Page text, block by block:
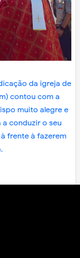
da igreja de
contou com a
muito alegre e
a conduzir o seu
frente à fazerem